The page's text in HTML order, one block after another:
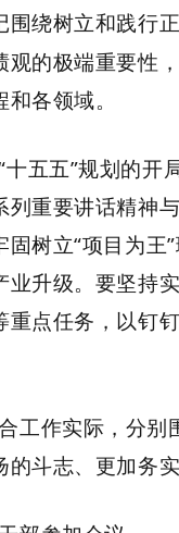
围绕树立和践行
观的极端重要性
各领域。
十五五”规划的开
列重要讲话精神
固树立“项目为王”
业升级。要坚持
重点任务，以钉
工作实际，分别
斗志、更加务